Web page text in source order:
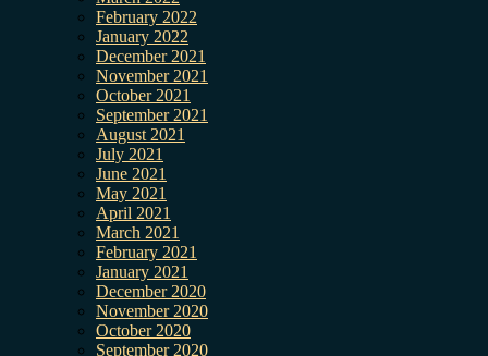
February 2022
January 2022
December 2021
November 2021
October 2021
September 2021
August 2021
July 2021
June 2021
May 2021
April 2021
March 2021
February 2021
January 2021
December 2020
November 2020
October 2020
September 2020